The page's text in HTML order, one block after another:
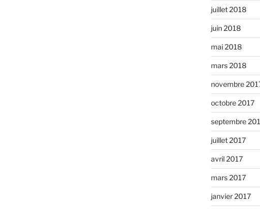
juillet 2018
juin 2018
mai 2018
mars 2018
novembre
octobre 2017
septembre
juillet 2017
avril 2017
mars 2017
janvier 2017